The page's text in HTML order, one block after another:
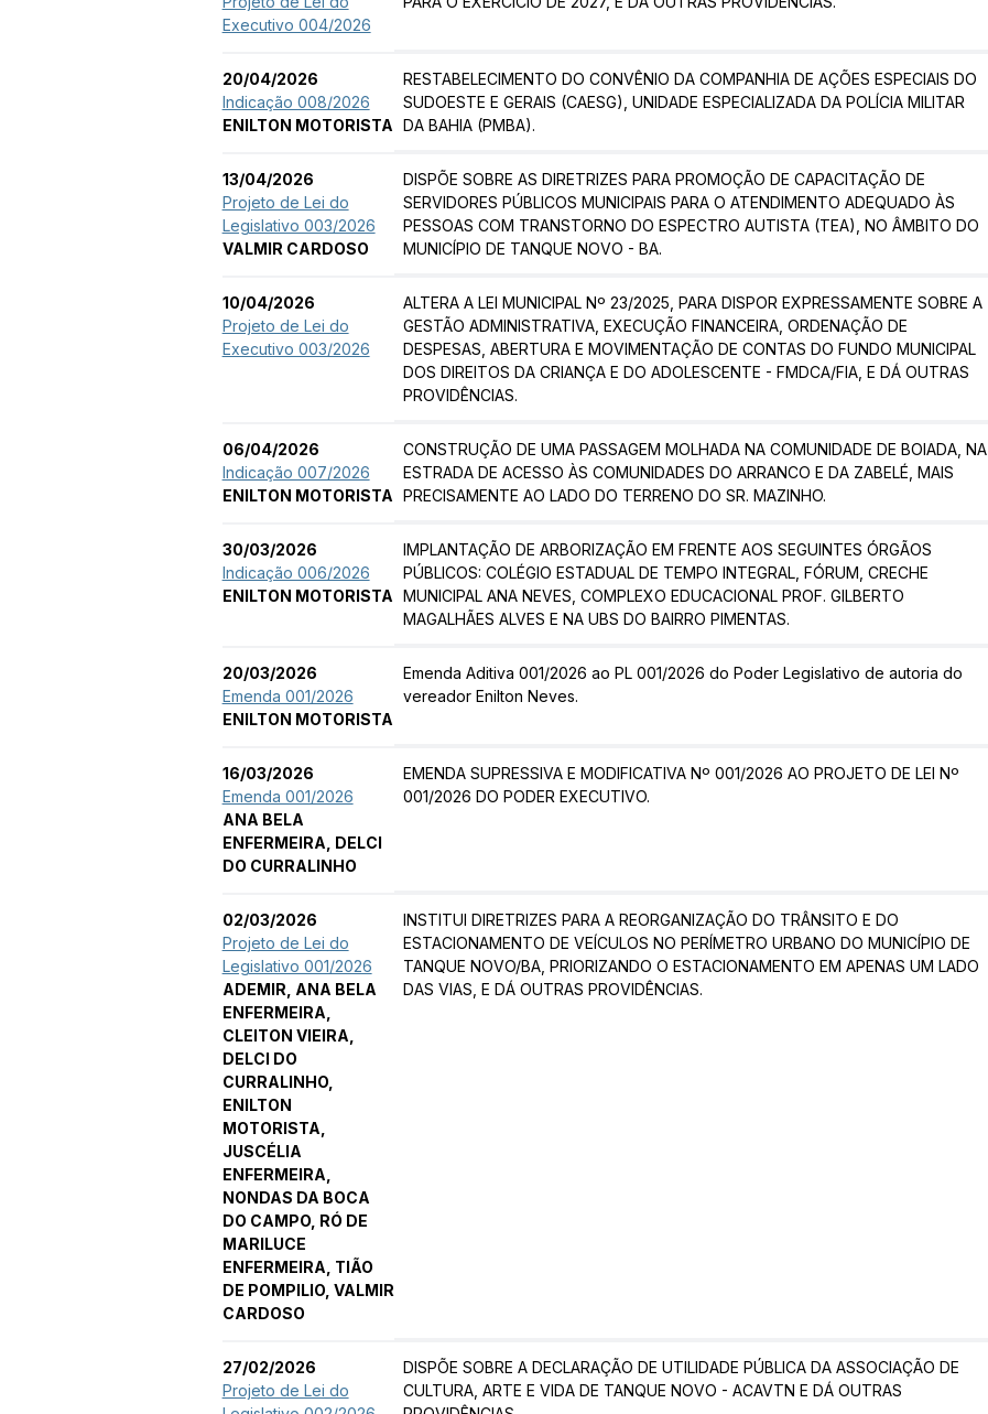
Executivo 004/2026
20/04/2026
Indicação 008/2026
ENILTON MOTORISTA
RESTABELECIMENTO DO CONVÊNIO DA COMPANHIA DE AÇÕES ESPECIAIS DO
SUDOESTE E GERAIS (CAESG), UNIDADE ESPECIALIZADA DA POLÍCIA MILITAR
DA BAHIA (PMBA).
13/04/2026
Projeto de Lei do
Legislativo 003/2026
VALMIR CARDOSO
DISPÕE SOBRE AS DIRETRIZES PARA PROMOÇÃO DE CAPACITAÇÃO DE
SERVIDORES PÚBLICOS MUNICIPAIS PARA O ATENDIMENTO ADEQUADO ÀS
PESSOAS COM TRANSTORNO DO ESPECTRO AUTISTA (TEA), NO ÂMBITO DO
MUNICÍPIO DE TANQUE NOVO - BA.
10/04/2026
Projeto de Lei do
Executivo 003/2026
ALTERA A LEI MUNICIPAL Nº 23/2025, PARA DISPOR EXPRESSAMENTE SOBRE A
GESTÃO ADMINISTRATIVA, EXECUÇÃO FINANCEIRA, ORDENAÇÃO DE
DESPESAS, ABERTURA E MOVIMENTAÇÃO DE CONTAS DO FUNDO MUNICIPAL
DOS DIREITOS DA CRIANÇA E DO ADOLESCENTE - FMDCA/FIA, E DÁ OUTRAS
PROVIDÊNCIAS.
06/04/2026
Indicação 007/2026
ENILTON MOTORISTA
CONSTRUÇÃO DE UMA PASSAGEM MOLHADA NA COMUNIDADE DE BOIADA, NA
ESTRADA DE ACESSO ÀS COMUNIDADES DO ARRANCO E DA ZABELÉ, MAIS
PRECISAMENTE AO LADO DO TERRENO DO SR. MAZINHO.
30/03/2026
Indicação 006/2026
ENILTON MOTORISTA
IMPLANTAÇÃO DE ARBORIZAÇÃO EM FRENTE AOS SEGUINTES ÓRGÃOS
PÚBLICOS: COLÉGIO ESTADUAL DE TEMPO INTEGRAL, FÓRUM, CRECHE
MUNICIPAL ANA NEVES, COMPLEXO EDUCACIONAL PROF. GILBERTO
MAGALHÃES ALVES E NA UBS DO BAIRRO PIMENTAS.
20/03/2026
Emenda 001/2026
ENILTON MOTORISTA
Emenda Aditiva 001/2026 ao PL 001/2026 do Poder Legislativo de autoria do
vereador Enilton Neves.
16/03/2026
Emenda 001/2026
ANA BELA
ENFERMEIRA, DELCI
DO CURRALINHO
EMENDA SUPRESSIVA E MODIFICATIVA Nº 001/2026 AO PROJETO DE LEI Nº
001/2026 DO PODER EXECUTIVO.
02/03/2026
Projeto de Lei do
Legislativo 001/2026
ADEMIR, ANA BELA
ENFERMEIRA,
CLEITON VIEIRA,
DELCI DO
CURRALINHO,
ENILTON
MOTORISTA,
JUSCÉLIA
ENFERMEIRA,
NONDAS DA BOCA
DO CAMPO, RÓ DE
MARILUCE
ENFERMEIRA, TIÃO
DE POMPILIO, VALMIR
CARDOSO
INSTITUI DIRETRIZES PARA A REORGANIZAÇÃO DO TRÂNSITO E DO
ESTACIONAMENTO DE VEÍCULOS NO PERÍMETRO URBANO DO MUNICÍPIO DE
TANQUE NOVO/BA, PRIORIZANDO O ESTACIONAMENTO EM APENAS UM LADO
DAS VIAS, E DÁ OUTRAS PROVIDÊNCIAS.
27/02/2026
Projeto de Lei do
DISPÕE SOBRE A DECLARAÇÃO DE UTILIDADE PÚBLICA DA ASSOCIAÇÃO DE
CULTURA, ARTE E VIDA DE TANQUE NOVO - ACAVTN E DÁ OUTRAS